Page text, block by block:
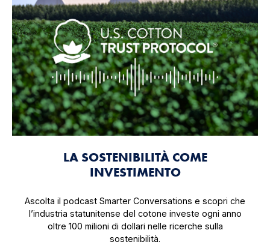
LA SOSTENIBILITÀ COME
INVESTIMENTO
Ascolta il podcast Smarter Conversations e scopri che
l’industria statunitense del cotone investe ogni anno
oltre 100 milioni di dollari nelle ricerche sulla
sostenibilità.